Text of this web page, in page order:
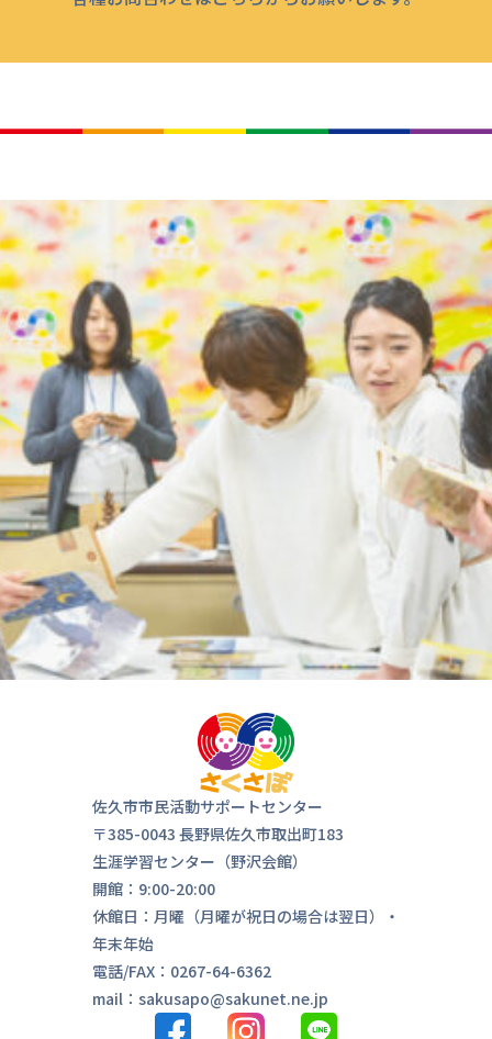
佐久市市民活動サポートセンター
〒385-0043 長野県佐久市取出町183
生涯学習センター（野沢会館）
開館：9:00-20:00
休館日：月曜（月曜が祝日の場合は翌日）・
年末年始
電話/FAX：0267-64-6362
mail：sakusapo@sakunet.ne.jp